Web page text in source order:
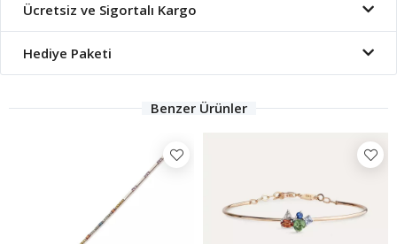
Ücretsiz ve Sigortalı Kargo
Hediye Paketi
Benzer Ürünler